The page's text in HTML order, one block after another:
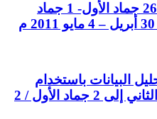
■ ■ تصميم ثلاثي الابعاد 26 جماد الأول- 1 جماد
البيانات باستخدام
حزمة SPSS ه، 28 ربيع الثاني إلى 2 جماد الأول / 2